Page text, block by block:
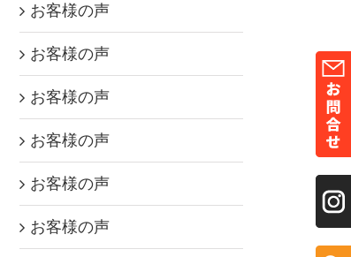
お客様の声
お客様の声
お客様の声
お客様の声
お客様の声
お客様の声